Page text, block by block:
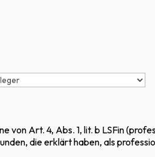
Art. 4, Abs. 1, lit. b LSFin
die erklärt haben, als